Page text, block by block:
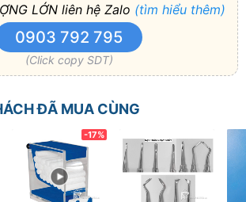
LỚN liên hệ Zalo (tìm hiểu thêm)
0903 792 795
(Click copy SDT)
ĐÃ MUA CÙNG
-17%